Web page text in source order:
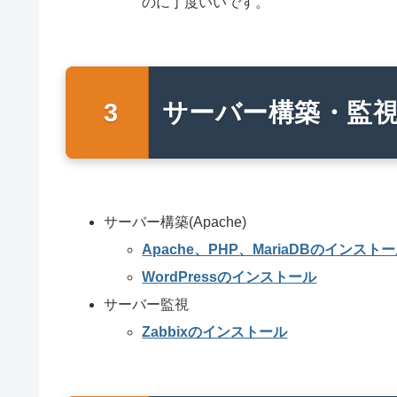
サーバー構築・監
サーバー構築(Apache)
Apache、PHP、MariaDBのインスト
WordPressのインストール
サーバー監視
Zabbixのインストール